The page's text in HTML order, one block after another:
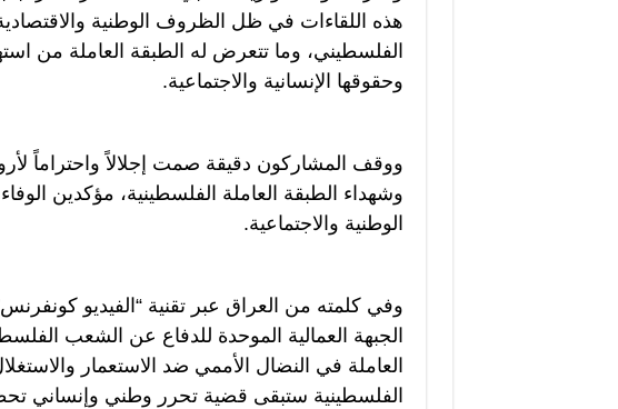
هذه اللقاءات في ظل الظروف الوطنية
الفلسطيني، وما تتعرض له الطبقة العاملة من
وحقوقها الإنسانية والاجتماعية.
ووقف المشاركون دقيقة صمت إجلالاً واحتراماً
وشهداء الطبقة العاملة الفلسطينية، مؤكدين
الوطنية والاجتماعية.
وفي كلمته من العراق عبر تقنية “الفيديو
الجبهة العمالية الموحدة للدفاع عن الشعب
العاملة في النضال الأممي ضد الاستعمار
الفلسطينية ستبقى قضية تحرر وطني وإنساني